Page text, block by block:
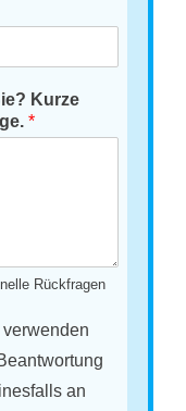
Kurze
*
Rückfragen
verwenden
an